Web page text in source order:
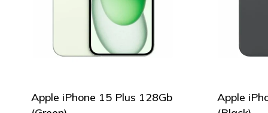
Apple iPhone 15 Plus 128Gb
Apple